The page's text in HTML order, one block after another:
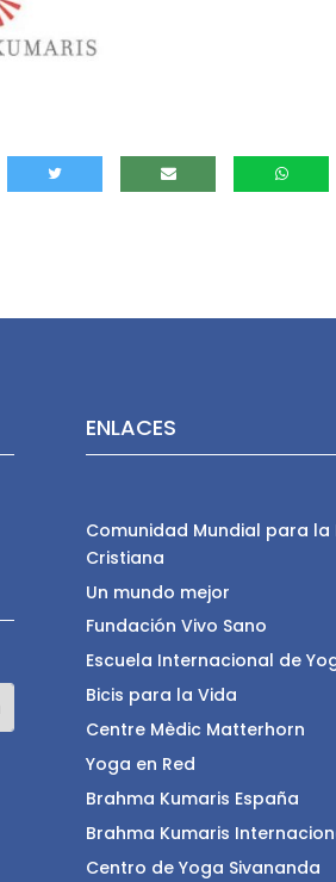
ENLACES
Comunidad Mundial para la
Cristiana
Un mundo mejor
Fundación Vivo Sano
Escuela Internacional de
Bicis para la Vida
Centre Mèdic Matterhorn
Yoga en Red
Brahma Kumaris España
Brahma Kumaris
Centro de Yoga Sivananda